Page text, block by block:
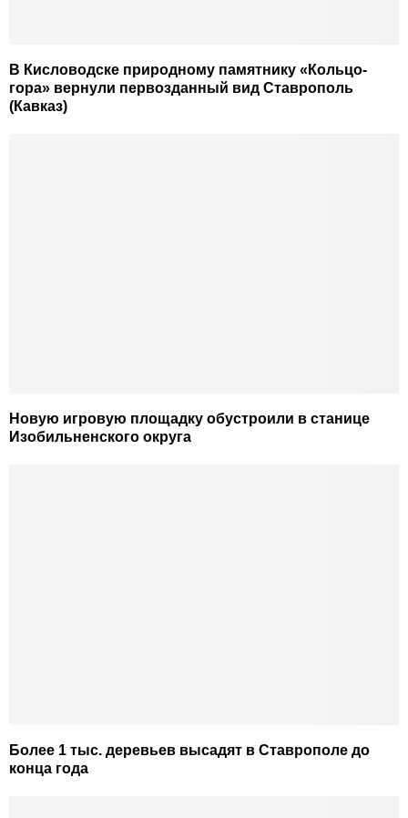
В Кисловодске природному памятнику «Кольцо-
гора» вернули первозданный вид Ставрополь
(Кавказ)
Новую игровую площадку обустроили в станице
Изобильненского округа
Более 1 тыс. деревьев высадят в Ставрополе до
конца года